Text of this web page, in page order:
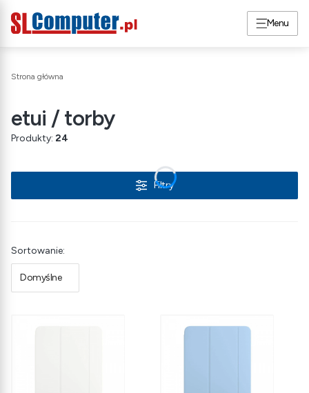
Menu
Strona główna
etui / torby
Produkty: 24
Filtry
Lista produktów
Sortowanie:
Domyślne